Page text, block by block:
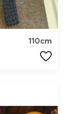
110cm